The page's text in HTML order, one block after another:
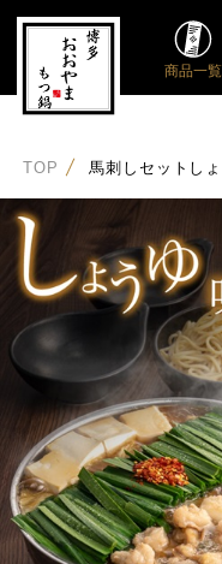
商品一覧
TOP 馬刺しセットし